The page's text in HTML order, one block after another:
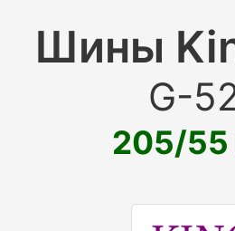
Шины
G-
205/55